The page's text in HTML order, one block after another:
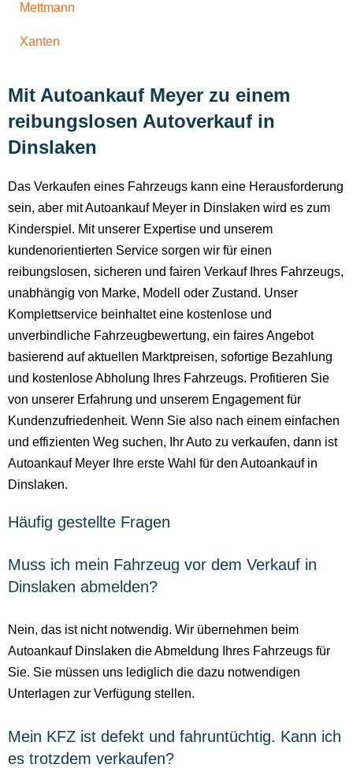
Mettmann
Xanten
Mit Autoankauf Meyer zu einem
reibungslosen Autoverkauf in
Dinslaken
Das Verkaufen eines Fahrzeugs kann eine Herausforderung
sein, aber mit Autoankauf Meyer in Dinslaken wird es zum
Kinderspiel. Mit unserer Expertise und unserem
kundenorientierten Service sorgen wir für einen
reibungslosen, sicheren und fairen Verkauf Ihres Fahrzeugs,
unabhängig von Marke, Modell oder Zustand. Unser
Komplettservice beinhaltet eine kostenlose und
unverbindliche Fahrzeugbewertung, ein faires Angebot
basierend auf aktuellen Marktpreisen, sofortige Bezahlung
und kostenlose Abholung Ihres Fahrzeugs. Profitieren Sie
von unserer Erfahrung und unserem Engagement für
Kundenzufriedenheit. Wenn Sie also nach einem einfachen
und effizienten Weg suchen, Ihr Auto zu verkaufen, dann ist
Autoankauf Meyer Ihre erste Wahl für den Autoankauf in
Dinslaken.
Häufig gestellte Fragen
Muss ich mein Fahrzeug vor dem Verkauf in
Dinslaken abmelden?
Nein, das ist nicht notwendig. Wir übernehmen beim
Autoankauf Dinslaken die Abmeldung Ihres Fahrzeugs für
Sie. Sie müssen uns lediglich die dazu notwendigen
Unterlagen zur Verfügung stellen.
Mein KFZ ist defekt und fahruntüchtig. Kann ich
es trotzdem verkaufen?